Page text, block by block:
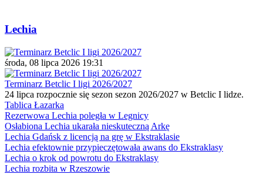
Lechia
środa, 08 lipca 2026 19:31
Terminarz Betclic I ligi 2026/2027
24 lipca rozpocznie się sezon sezon 2026/2027 w Betclic I lidze.
Tablica Łazarka
Rezerwowa Lechia poległa w Legnicy
Osłabiona Lechia ukarała nieskuteczną Arkę
Lechia Gdańsk z licencją na grę w Ekstraklasie
Lechia efektownie przypieczętowała awans do Ekstraklasy
Lechia o krok od powrotu do Ekstraklasy
Lechia rozbita w Rzeszowie